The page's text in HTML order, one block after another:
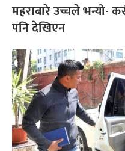
महराबारे उच्चले भन्यो-
पनि देखिएन